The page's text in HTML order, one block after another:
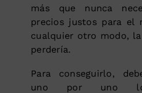
más que nunca
precios justos para el
cualquier otro modo,
perdería.
Para conseguirlo,
uno por uno